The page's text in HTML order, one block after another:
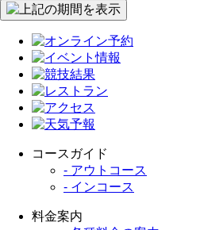
コースガイド
- アウトコース
- インコース
料金案内